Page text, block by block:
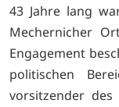
43 Jahre lang
Mechernicher
Engagement
politischen
vorsitzender des